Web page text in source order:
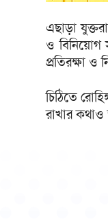
এছাড়া
ও বিনিয়োগ
প্রতিরক্ষা ও
চিঠিতে
রাখার